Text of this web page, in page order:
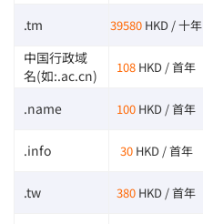
.tm 39580 HKD / 十年
中国行政域
名(如:.ac.cn)
108 HKD / 首年
.name 100 HKD / 首年
.info 30 HKD / 首年
.tw 380 HKD / 首年